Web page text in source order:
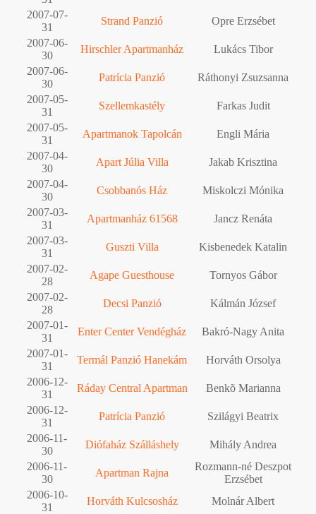
2007-07-
31
Strand Panzió
Opre Erzsébet
2007-06-
30
Hirschler Apartmanház
Lukács Tibor
2007-06-
30
Patrícia Panzió
Ráthonyi Zsuzsanna
2007-05-
31
Szellemkastély
Farkas Judit
2007-05-
31
Apartmanok Tapolcán
Engli Mária
2007-04-
30
Apart Júlia Villa
Jakab Krisztina
2007-04-
30
Csobbanós Ház
Miskolczi Mónika
2007-03-
31
Apartmanház 61568
Jancz Renáta
2007-03-
31
Guszti Villa
Kisbenedek Katalin
2007-02-
28
Agape Guesthouse
Tornyos Gábor
2007-02-
28
Decsi Panzió
Kálmán József
2007-01-
31
Enter Center Vendégház
Bakró-Nagy Anita
2007-01-
31
Termál Panzió Hanekám
Horváth Orsolya
2006-12-
31
Ráday Central Apartman
Benkõ Marianna
2006-12-
31
Patrícia Panzió
Szilágyi Beatrix
2006-11-
30
Diófaház Szálláshely
Mihály Andrea
2006-11-
30
Apartman Rajna
Rozmann-né Deszpot
Erzsébet
2006-10-
31
Horváth Kulcsosház
Molnár Albert